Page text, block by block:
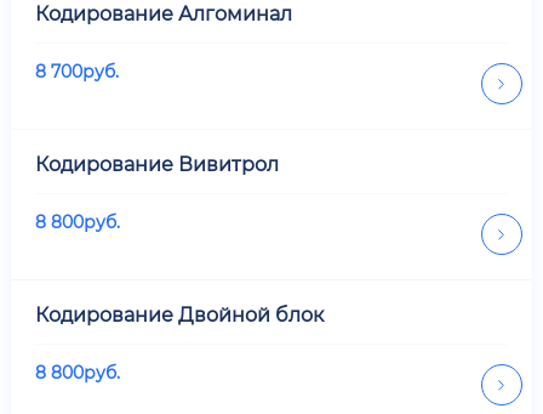
Кодирование Алгоминал
8 700руб.
Кодирование Вивитрол
8 800руб.
Кодирование Двойной блок
8 800руб.